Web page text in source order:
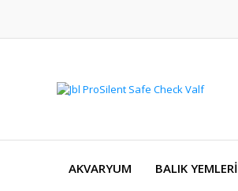
AKVARYUM BALIK YEMLERİ